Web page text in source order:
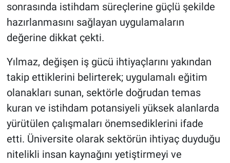
sonrasında istihdam süreçlerine güçlü şekilde
hazırlanmasını sağlayan uygulamaların
değerine dikkat çekti.
Yılmaz, değişen iş gücü ihtiyaçlarını yakından
takip ettiklerini belirterek; uygulamalı eğitim
olanakları sunan, sektörle doğrudan temas
kuran ve istihdam potansiyeli yüksek alanlarda
yürütülen çalışmaları önemsediklerini ifade
etti. Üniversite olarak sektörün ihtiyaç duyduğu
nitelikli insan kaynağını yetiştirmeyi ve